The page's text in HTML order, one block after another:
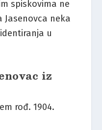
spiskovima ne
Jasenovca neka
u
iz
rođ. 1904.